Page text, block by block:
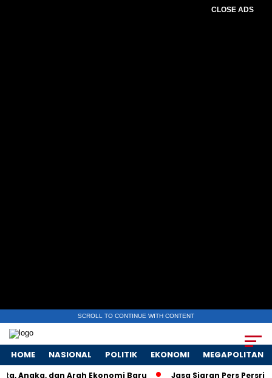
CLOSE ADS
SCROLL TO CONTINUE WITH CONTENT
HOME NASIONAL POLITIK EKONOMI MEGAPOLITAN
Angka, dan Arah Ekonomi Baru Jasa Siaran Pers